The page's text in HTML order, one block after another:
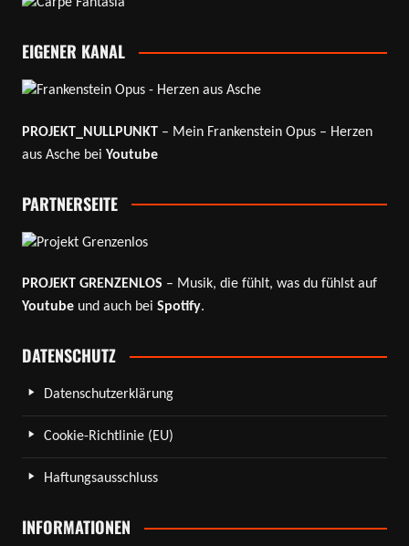
EIGENER KANAL
PROJEKT_NULLPUNKT– Mein Frankenstein Opus – Herzen
aus Asche bei Youtube
PARTNERSEITE
PROJEKT GRENZENLOS – Musik, die fühlt, was du fühlst auf
Youtube und auch bei Spotify.
DATENSCHUTZ
Datenschutzerklärung
Cookie-Richtlinie (EU)
Haftungsausschluss
INFORMATIONEN